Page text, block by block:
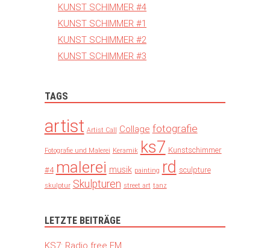
KUNST SCHIMMER #4
KUNST SCHIMMER #1
KUNST SCHIMMER #2
KUNST SCHIMMER #3
TAGS
artist Artist Call Collage fotografie
Fotografie und Malerei Keramik ks7 Kunstschimmer
#4 malerei musik painting rd sculpture
skulptur Skulpturen street art tanz
LETZTE BEITRÄGE
KS7: Radio free FM